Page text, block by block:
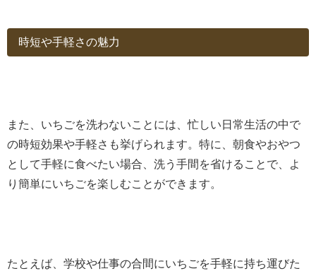
時短や手軽さの魅力
また、いちごを洗わないことには、忙しい日常生活の中で
の時短効果や手軽さも挙げられます。特に、朝食やおやつ
として手軽に食べたい場合、洗う手間を省けることで、よ
り簡単にいちごを楽しむことができます。
たとえば、学校や仕事の合間にいちごを手軽に持ち運びた